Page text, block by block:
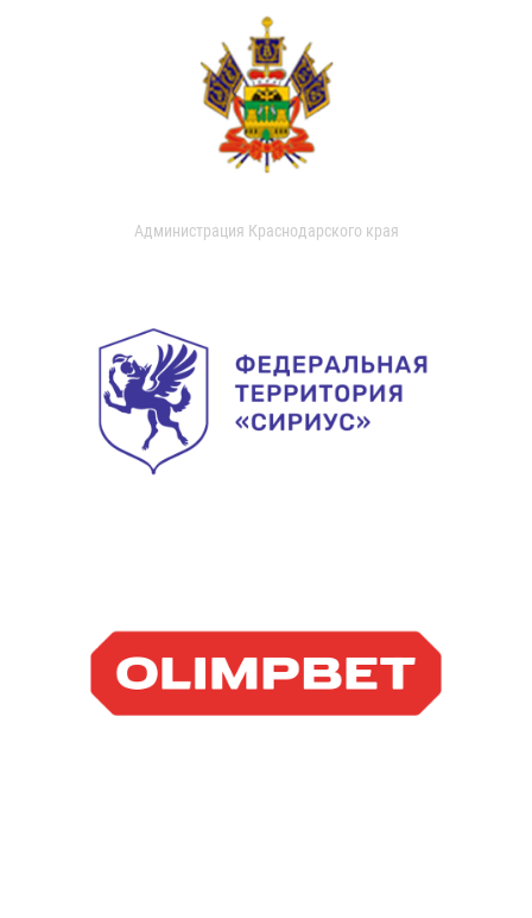
Администрация Краснодарского края